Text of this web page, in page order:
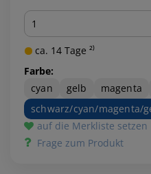
Menge
ca. 14 Tage ²⁾
Farbe:
cyan
gelb magenta
schwarz/cyan/magenta/
auf die Merkliste setzen
Frage zum Produkt